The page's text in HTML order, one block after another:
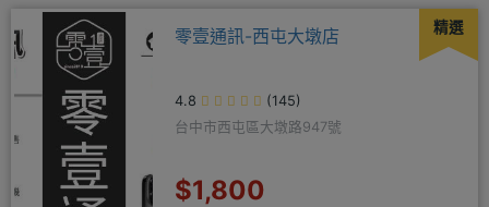
精選
零壹通訊-西屯大墩店
4.8
(145)
台中市西屯區大墩路947號
$1,800